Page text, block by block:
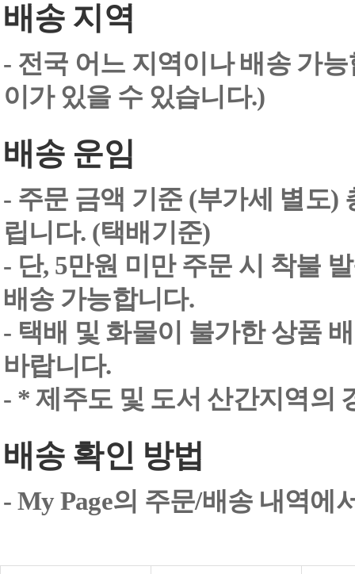
배송 지역
- 전국 어느 지역이나 배송 가
이가 있을 수 있습니다.)
배송 운임
- 주문 금액 기준 (부가세 별도)
립니다. (택배기준)
- 단, 5만원 미만 주문 시 착불
배송 가능합니다.
- 택배 및 화물이 불가한 상품
바랍니다.
- * 제주도 및 도서 산간지역의
배송 확인 방법
- My Page의 주문/배송 내역에